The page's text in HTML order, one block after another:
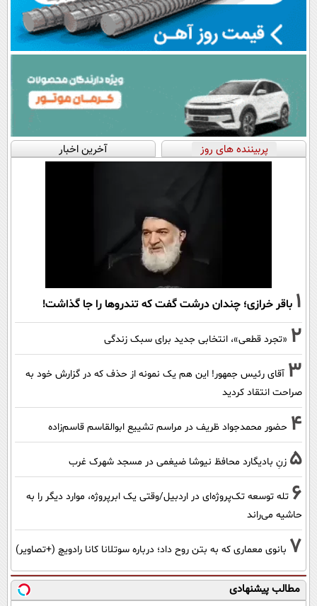
پربیننده های روز آخرین اخبار
1 باقر خرازی؛ چندان درشت گفت که تندروها را جا گذاشت!
2 «تجرد قطعی»، انتخابی جدید برای سبک زندگی
3 آقای رئیس جمهور! این هم یک نمونه از حذف که در گزارش خود به
صراحت انتقاد کردید
4 حضور محمدجواد ظریف در مراسم تشییع ابوالقاسم قاسم‌زاده
5 زنِ بادیگارد محافظ نیوشا ضیغمی در مسجد شهرک غرب
6 تله توسعه تک‌پروژه‌ای در اردبیل/وقتی یک ابرپروژه، موارد دیگر را به
حاشیه می‌راند
7 بانوی معماری که به بتن روح داد؛ درباره سوتلانا کانا رادویچ (+تصاویر)
مطالب پیشنهادی